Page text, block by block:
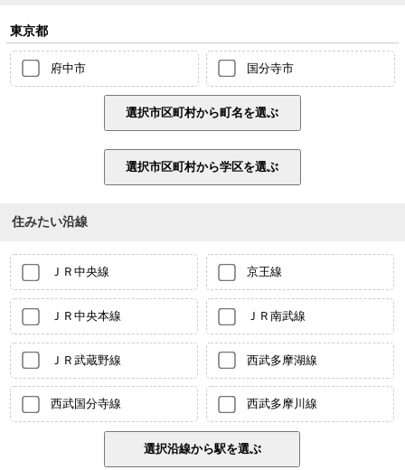
東京都
府中市 国分寺市
住みたい沿線
ＪＲ中央線 京王線
ＪＲ中央本線 ＪＲ南武線
ＪＲ武蔵野線 西武多摩湖線
西武国分寺線 西武多摩川線